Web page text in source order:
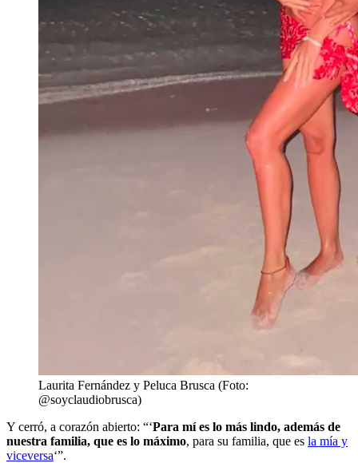
Laurita Fernández y Peluca Brusca (Foto:
@soyclaudiobrusca)
Y cerró, a corazón abierto: “‘Para mí es lo más lindo, además de
nuestra familia, que es lo máximo, para su familia, que es la mía y
viceversa‘”.